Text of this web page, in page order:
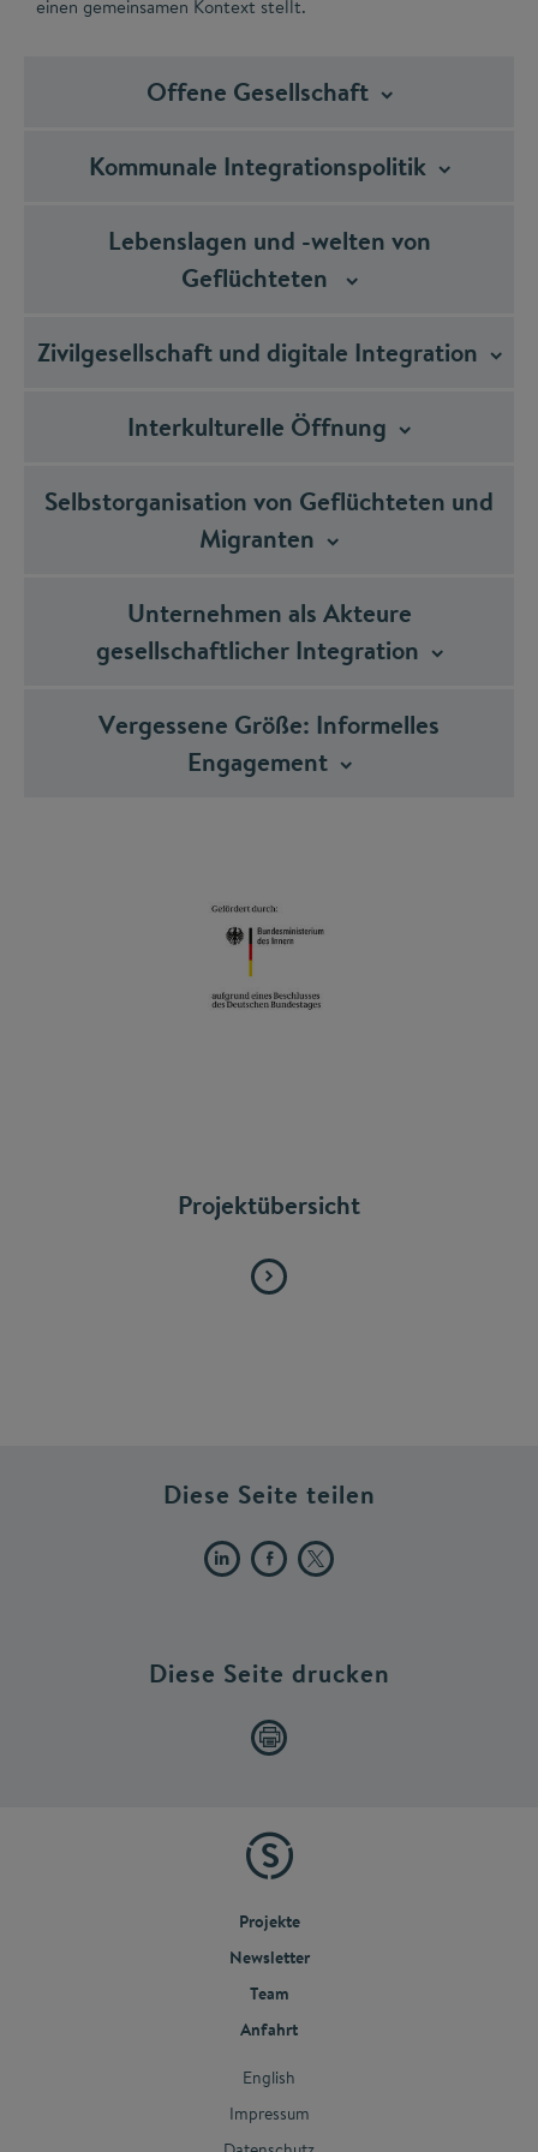
einen gemeinsamen Kontext stellt.
Offene Gesellschaft
Kommunale Integrationspolitik
Lebenslagen und -welten von
Geflüchteten
Zivilgesellschaft und digitale Integration
Interkulturelle Öffnung
Selbstorganisation von Geflüchteten und
Migranten
Unternehmen als Akteure
gesellschaftlicher Integration
Vergessene Größe: Informelles
Engagement
Projektübersicht
Diese Seite teilen
Diese Seite drucken
Projekte
Newsletter
Team
Anfahrt
English
Impressum